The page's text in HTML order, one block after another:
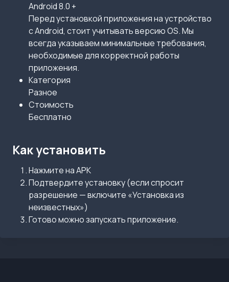
Android 8.0 +
Перед установкой приложения на устройство
с Android, стоит учитывать версию OS. Мы
всегда указываем минимальные требования,
необходимые для корректной работы
приложения.
Категория
Разное
Стоимость
Бесплатно
Как установить
Нажмите на APK
Подтвердите установку (если спросит
разрешение — включите «Установка из
неизвестных»)
Готово можно запускать приложение.